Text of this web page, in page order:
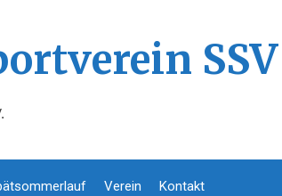
Verein Kontakt